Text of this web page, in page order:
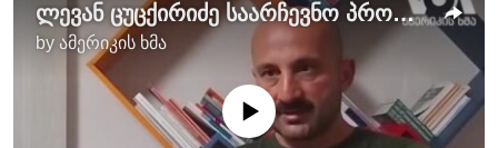
ლევან ცუცქირიძე საარჩევნო პროგნოზებისა და ექს პრეზიდენტის ვიზიტის შესახებ
by ამერიკის ხმა
No media source currently available